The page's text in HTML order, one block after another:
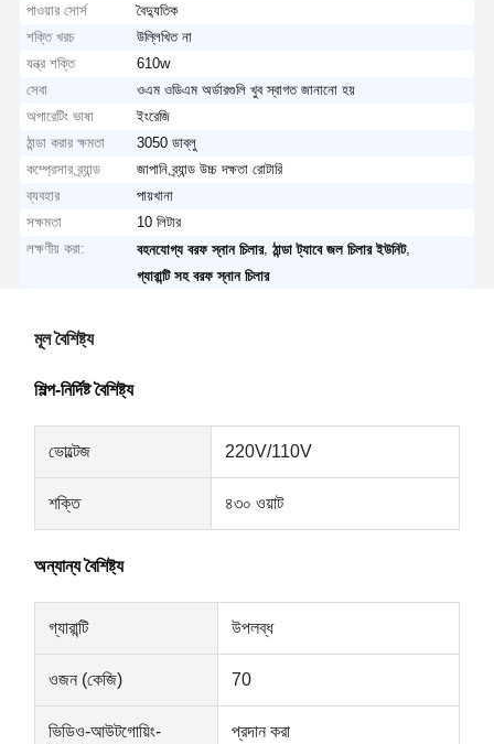
পাওয়ার সোর্স
বৈদ্যুতিক
শক্তি খরচ
উল্লিখিত না
যন্ত্র শক্তি
610w
সেবা
ওএম ওডিএম অর্ডারগুলি খুব স্বাগত জানানো হয়
অপারেটিং ভাষা
ইংরেজি
ঠান্ডা করার ক্ষমতা
3050 ডাব্লু
কম্প্রেসার ব্র্যান্ড
জাপানি ব্র্যান্ড উচ্চ দক্ষতা রোটারি
ব্যবহার
পায়খানা
সক্ষমতা
10 লিটার
লক্ষণীয় করা:
বহনযোগ্য বরফ স্নান চিলার,ঠান্ডা ট্যাবে জল চিলার ইউনিট,
গ্যারান্টি সহ বরফ স্নান চিলার
মূল বৈশিষ্ট্য
শিল্প-নির্দিষ্ট বৈশিষ্ট্য
ভোল্টেজ 220V/110V
শক্তি ৪৩০ ওয়াট
অন্যান্য বৈশিষ্ট্য
গ্যারান্টি উপলব্ধ
ওজন (কেজি) 70
ভিডিও-আউটগোয়িং-
প্রদান করা